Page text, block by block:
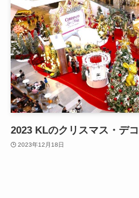
2023 KLのクリスマス・デ
2023年12月18日